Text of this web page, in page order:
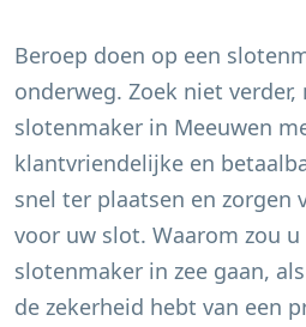
Beroep doen op een
onderweg. Zoek niet
slotenmaker in Meeuwen
klantvriendelijke en
snel ter plaatsen en zorgen
voor uw slot. Waarom zou
slotenmaker in zee gaan,
de zekerheid hebt van een